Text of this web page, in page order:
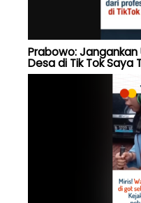
Prabowo: Jangankan
Desa di Tik Tok Saya